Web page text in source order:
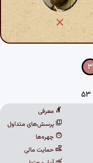
۳
معرفی
پرسش‌های متداول
چهره‌ها
حمایت مالی